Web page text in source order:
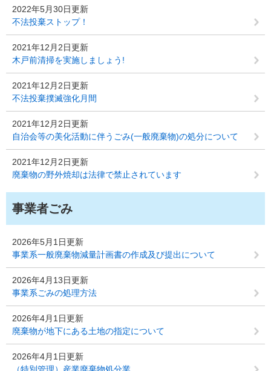
2022年5月30日更新
不法投棄ストップ！
2021年12月2日更新
木戸前清掃を実施しましょう!
2021年12月2日更新
不法投棄撲滅強化月間
2021年12月2日更新
自治会等の美化活動に伴うごみ(一般廃棄物)の処分について
2021年12月2日更新
廃棄物の野外焼却は法律で禁止されています
事業者ごみ
2026年5月1日更新
事業系一般廃棄物減量計画書の作成及び提出について
2026年4月13日更新
事業系ごみの処理方法
2026年4月1日更新
廃棄物が地下にある土地の指定について
2026年4月1日更新